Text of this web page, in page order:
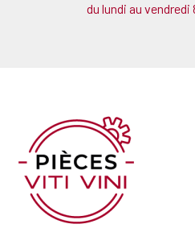
du lundi au vendredi